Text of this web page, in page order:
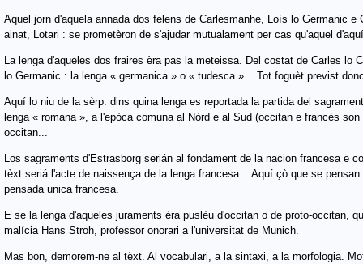
Aquel jorn d'aquela annada dos felens de Carlesmanhe, Loís lo Germanic
ainat, Lotari : se prometèron de s'ajudar mutualament per cas qu'aquel
La lenga d'aqueles dos fraires èra pas la meteissa. Del costat de Carles
lo Germanic : la lenga « germanica » o « tudesca »... Tot foguèt previst
Aquí lo niu de la sèrp: dins quina lenga es reportada la partida del
lenga « romana », a l'epòca comuna al Nòrd e al Sud (occitan e francés
occitan...
Los sagraments d'Estrasborg serián al fondament de la nacion francesa e
tèxt seriá l'acte de naissença de la lenga francesa... Aquí çò que se
pensada unica francesa.
E se la lenga d'aqueles juraments èra puslèu d'occitan o de proto-occitan,
malícia Hans Stroh, professor onorari a l'universitat de Munich.
Mas bon, demorem-ne al tèxt. Al vocabulari, a la sintaxi, a la morfologia.